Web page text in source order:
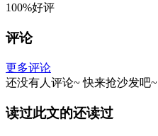
100%好评
评论
更多评论
还没有人评论~ 快来抢沙发吧~
读过此文的还读过